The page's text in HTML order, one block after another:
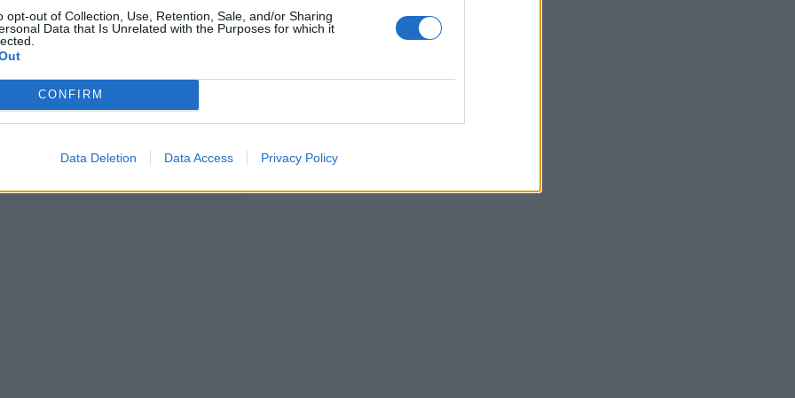
opt-out of Collection, Use, Retention, Sale, and/or Sharing
Data that Is Unrelated with the Purposes for which it
CONFIRM
Data Deletion Data Access Privacy Policy